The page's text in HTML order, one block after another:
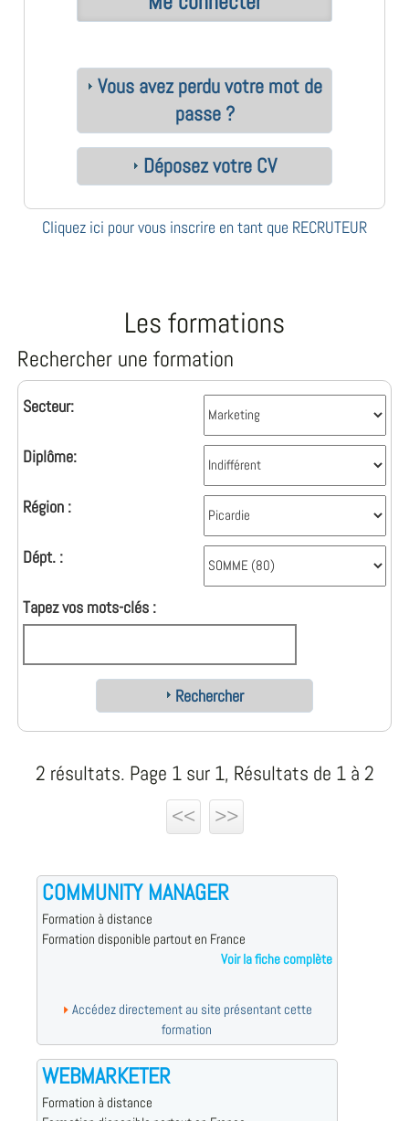
Vous avez perdu votre mot de
passe ?
Déposez votre CV
Cliquez ici pour vous inscrire en tant que RECRUTEUR
Les formations
Rechercher une formation
Secteur:
Diplôme:
Région :
Dépt. :
Tapez vos mots-clés :
Rechercher
2 résultats. Page 1 sur 1, Résultats de 1 à 2
<<
>>
COMMUNITY MANAGER
Formation à distance
Formation disponible partout en France
Voir la fiche complète
Accédez directement au site présentant cette
formation
WEBMARKETER
Formation à distance